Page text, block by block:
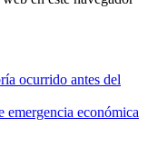
ocurrido antes del
emergencia económica